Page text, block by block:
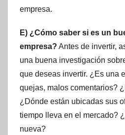
empresa.
E) ¿Cómo saber si es un
empresa? Antes de invertir,
una buena investigación
que deseas invertir. ¿Es una
quejas, malos comentarios?
¿Dónde están ubicadas sus
tiempo lleva en el mercado?
nueva?